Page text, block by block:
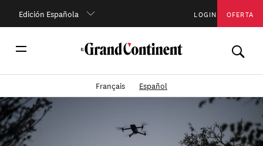
Edición Española LOGIN OFERTA
Français Español